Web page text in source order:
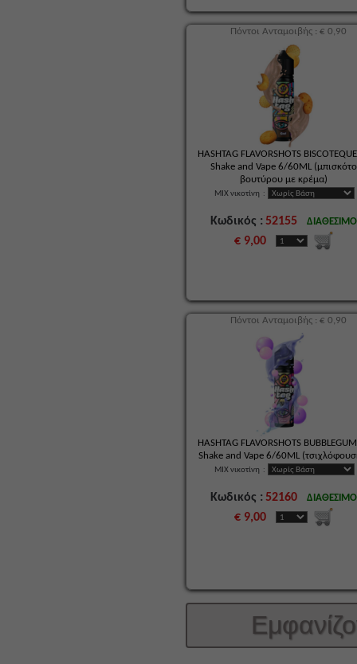
HASHTAG FLAVORSHOTS
Shake and Vape 6/60ML (μπισκότο
βουτύρου με κρέμα)
MIX νικοτίνη :
Κωδικός : 52155 ΔΙΑΘΕΣΙΜΟ
€ 9,00
Πόντοι Ανταμοιβής : € 0,90
HASHTAG FLAVORSHOTS
Shake and Vape 6/60ML
MIX νικοτίνη :
Κωδικός : 52160 ΔΙΑΘΕΣΙΜΟ
€ 9,00
Πόντοι Ανταμοιβής : € 0,90